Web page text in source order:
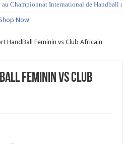
Championnat International de Handball
HandBall Feminin vs Club Africain
Feminin vs Club